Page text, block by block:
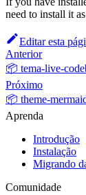
need to install it
Editar esta
Anterior
📦 tema-live-
Próximo
📦 theme-
Aprenda
Introdução
Instalação
Migrando
Comunidade